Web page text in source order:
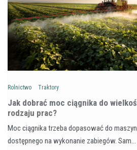
Rolnictwo Traktory
Jak dobrać moc ciągnika do
rodzaju prac?
Moc ciągnika trzeba dopasować do
dostępnego na wykonanie zabiegów. Sam…